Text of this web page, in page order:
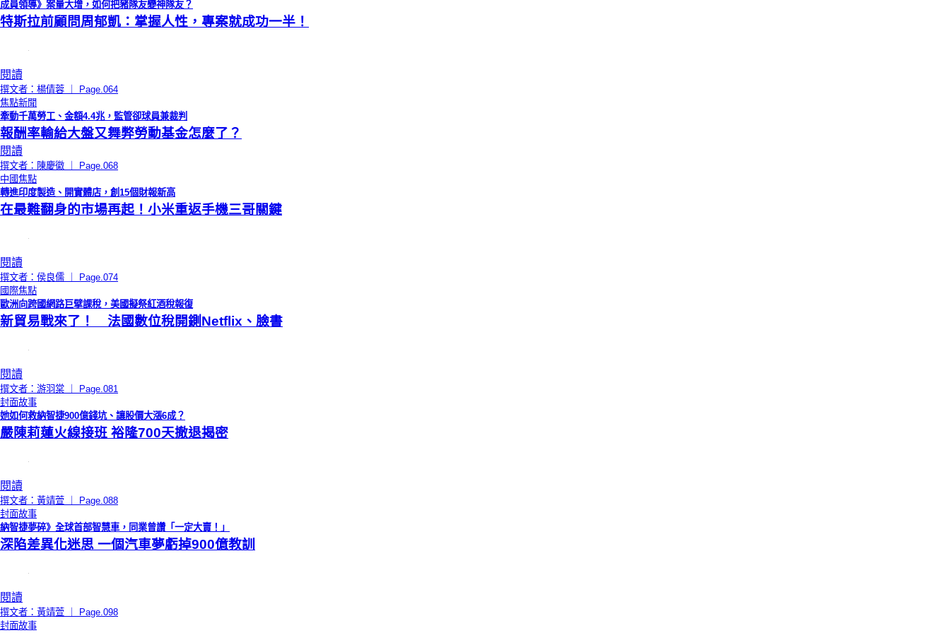
成員領導》案量大增，如何把豬隊友變神隊友？
特斯拉前顧問周郁凱：掌握人性，專案就成功一半！
閱讀
撰文者：楊倩蓉 ｜ Page.064
焦點新聞
牽動千萬勞工、金額4.4兆，監管卻球員兼裁判
報酬率輸給大盤又舞弊勞動基金怎麼了？
閱讀
撰文者：陳慶徽 ｜ Page.068
中國焦點
轉進印度製造、開實體店，創15個財報新高
在最難翻身的市場再起！小米重返手機三哥關鍵
閱讀
撰文者：侯良儒 ｜ Page.074
國際焦點
歐洲向跨國網路巨擘課稅，美國擬祭紅酒稅報復
新貿易戰來了！ 法國數位稅開鍘Netflix、臉書
閱讀
撰文者：游羽棠 ｜ Page.081
封面故事
她如何救納智捷900億錢坑、讓股價大漲6成？
嚴陳莉蓮火線接班 裕隆700天撤退揭密
閱讀
撰文者：黃靖萱 ｜ Page.088
封面故事
納智捷夢碎》全球首部智慧車，同業曾讚「一定大賣！」
深陷差異化迷思 一個汽車夢虧掉900億教訓
閱讀
撰文者：黃靖萱 ｜ Page.098
封面故事